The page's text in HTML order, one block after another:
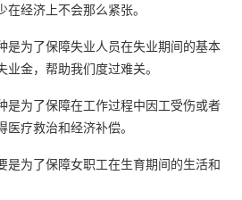
经济上不会那么紧张。
是为了保障失业人员在失业期间的基本
金，帮助我们度过难关。
是为了保障在工作过程中因工受伤或者
疗救治和经济补偿。
是为了保障女职工在生育期间的生活和